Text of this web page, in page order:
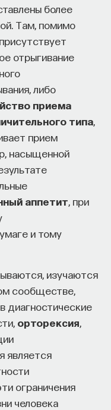
более
Там, помимо
отрыгивание
либо
приема
типа
прием
насыщенной
аппетит , при
и тому
изучаются
сообществе,
диагностические
орторексия
является
ограничения
человека